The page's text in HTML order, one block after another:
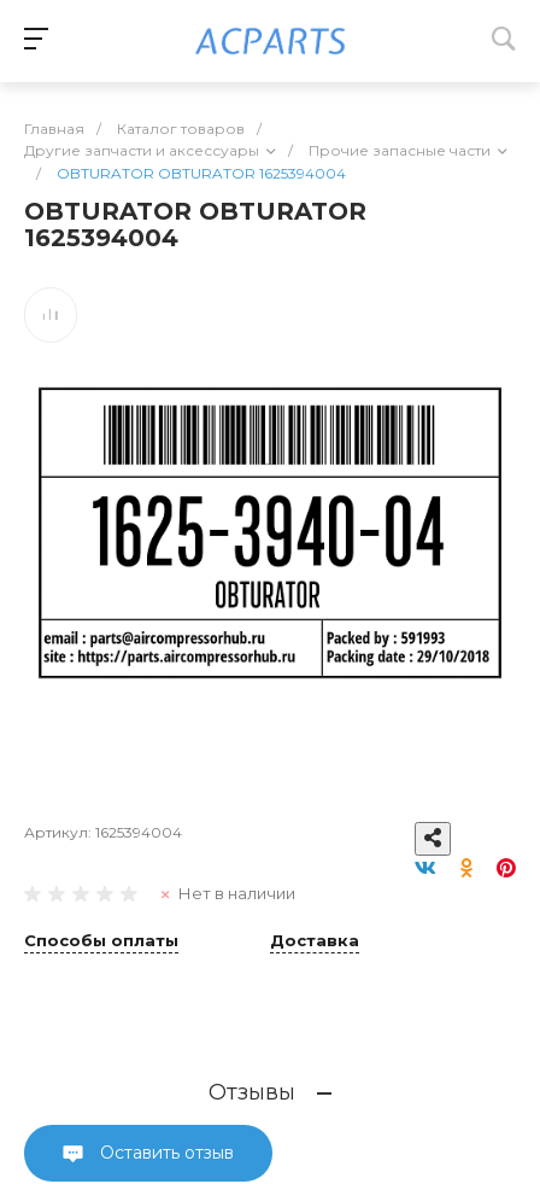
Главная / Каталог товаров
/
Другие запчасти и аксессуары
/
Прочие запасные части
/
OBTURATOR OBTURATOR 1625394004
OBTURATOR OBTURATOR
1625394004
Артикул: 1625394004
Нет в наличии
Способы оплаты Доставка
Отзывы
Оставить отзыв